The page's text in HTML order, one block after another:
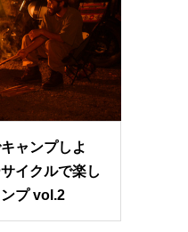
ャンプしよ
イクルで楽し
プ vol.2